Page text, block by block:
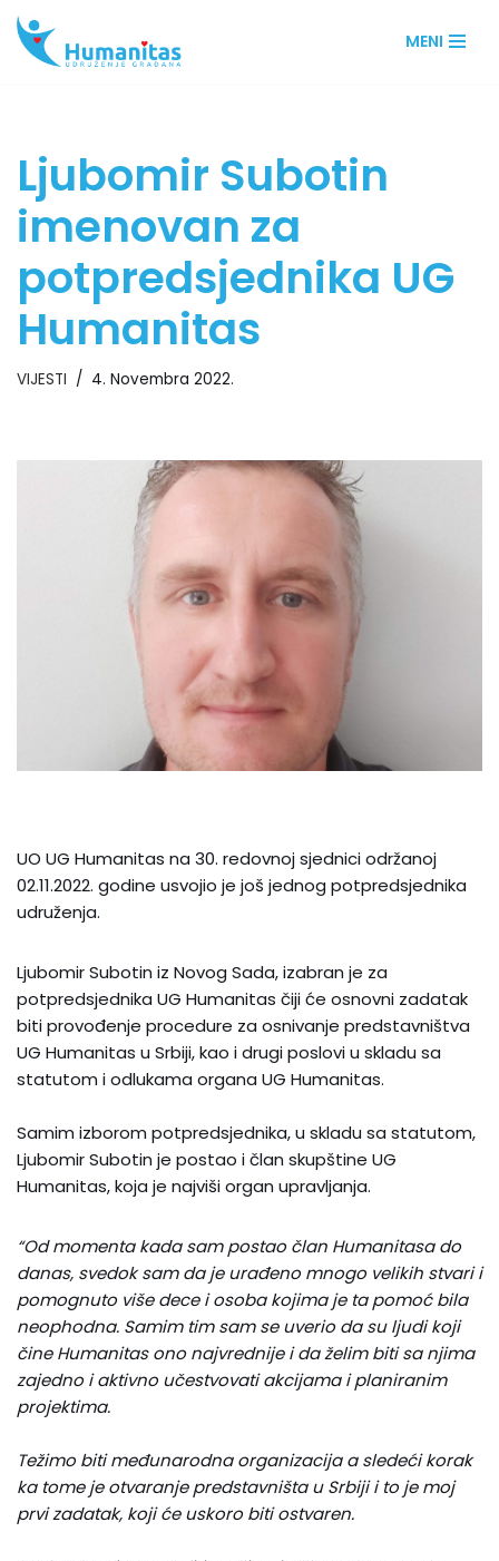
Skip
MENI
Ljubomir Subotin
imenovan za
potpredsjednika UG
Humanitas
VIJESTI 4. Novembra 2022.
UO UG Humanitas na 30. redovnoj sjednici održanoj
02.11.2022. godine usvojio je još jednog potpredsjednika
udruženja.
Ljubomir Subotin iz Novog Sada, izabran je za
potpredsjednika UG Humanitas čiji će osnovni zadatak
biti provođenje procedure za osnivanje predstavništva
UG Humanitas u Srbiji, kao i drugi poslovi u skladu sa
statutom i odlukama organa UG Humanitas.
Samim izborom potpredsjednika, u skladu sa statutom,
Ljubomir Subotin je postao i član skupštine UG
Humanitas, koja je najviši organ upravljanja.
“Od momenta kada sam postao član Humanitasa do
danas, svedok sam da je urađeno mnogo velikih stvari i
pomognuto više dece i osoba kojima je ta pomoć bila
neophodna. Samim tim sam se uverio da su ljudi koji
čine Humanitas ono najvrednije i da želim biti sa njima
zajedno i aktivno učestvovati akcijama i planiranim
projektima.
Težimo biti međunarodna organizacija a sledeći korak
ka tome je otvaranje predstavništa u Srbiji i to je moj
prvi zadatak, koji će uskoro biti ostvaren.